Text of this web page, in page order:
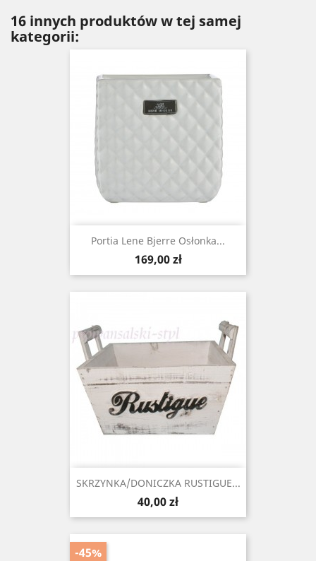
16 innych produktów w tej samej
kategorii:
Portia Lene Bjerre Osłonka...
Cena
169,00 zł
SKRZYNKA/DONICZKA RUSTIGUE...
Cena
40,00 zł
-45%